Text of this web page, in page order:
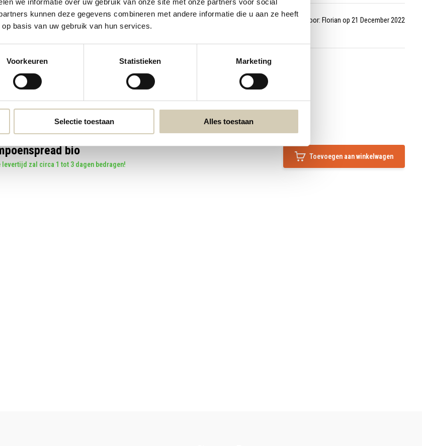
we informatie over uw gebruik van onze site met onze partners voor social
kunnen deze gegevens combineren met andere informatie die u aan ze heeft
basis van uw gebruik van hun services.
Voorkeuren Statistieken Marketing
Selectie toestaan Alles toestaan
Vlug beugegeten. Gepost door: Florian op 21 December 2022
bio
levertijd zal circa 1 tot 3 dagen bedragen!
Toevoegen aan winkelwagen